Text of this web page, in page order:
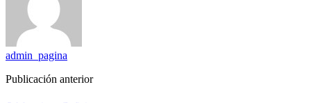
admin_pagina
Publicación anterior